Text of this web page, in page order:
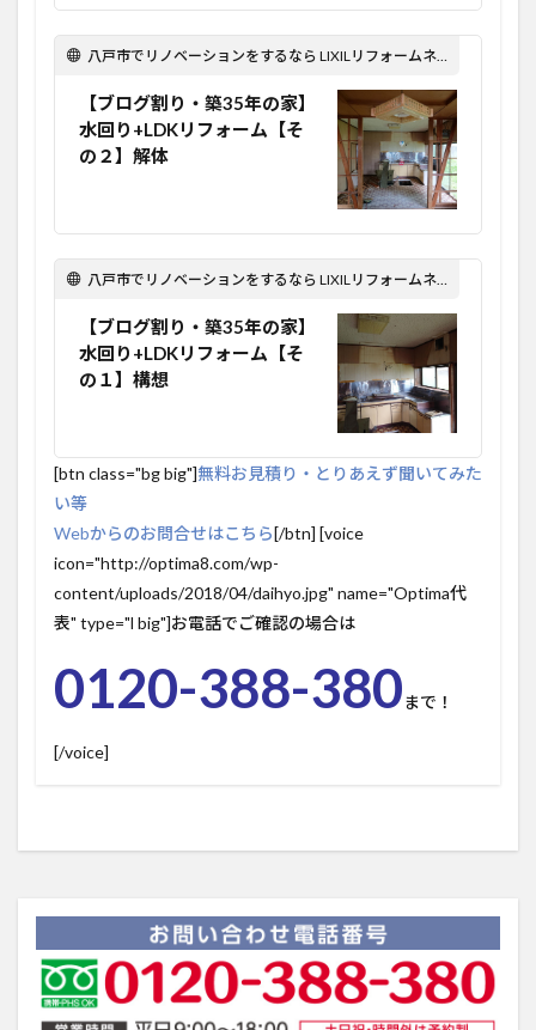
八戸市でリノベーションをするなら LIXILリフォームネット Optima Reform！
【ブログ割り・築35年の家】
水回り+LDKリフォーム【そ
の２】解体
八戸市でリノベーションをするなら LIXILリフォームネット Optima Reform！
【ブログ割り・築35年の家】
水回り+LDKリフォーム【そ
の１】構想
[btn class="bg big"]無料お見積り・とりあえず聞いてみた
い等
Webからのお問合せはこちら[/btn] [voice
icon="http://optima8.com/wp-
content/uploads/2018/04/daihyo.jpg" name="Optima代
表" type="l big"]お電話でご確認の場合は
0120-388-380まで！
[/voice]